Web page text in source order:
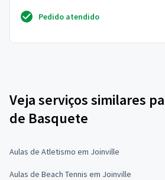
Pedido atendido
Veja serviços similares
de Basquete
Aulas de Atletismo em Joinville
Aulas de Beach Tennis em Joinville